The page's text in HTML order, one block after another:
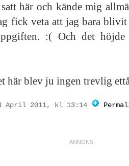
här och kände mig
fick veta att jag bara blivit
:( Och det
här blev ju ingen trevlig
April 2011, kl 13:14